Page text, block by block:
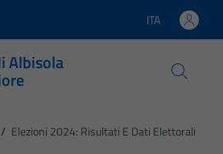
Lingua attiva:
ITA
Albisola
/ Elezioni 2024: Risultati E Dati Elettorali